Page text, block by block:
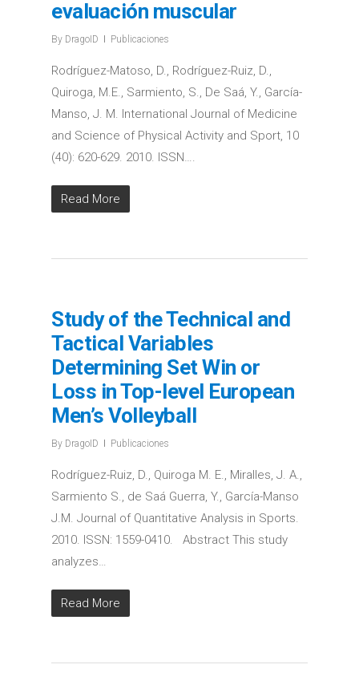
evaluación muscular
By DragoID Publicaciones
Rodríguez-Matoso, D., Rodríguez-Ruiz, D.,
Quiroga, M.E., Sarmiento, S., De Saá, Y., García-
Manso, J. M. International Journal of Medicine
and Science of Physical Activity and Sport, 10
(40): 620-629. 2010. ISSN….
Read More
Study of the Technical and
Tactical Variables
Determining Set Win or
Loss in Top-level European
Men’s Volleyball
By DragoID Publicaciones
Rodríguez-Ruiz, D., Quiroga M. E., Miralles, J. A.,
Sarmiento S., de Saá Guerra, Y., García-Manso
J.M. Journal of Quantitative Analysis in Sports.
2010. ISSN: 1559-0410. Abstract This study
analyzes…
Read More